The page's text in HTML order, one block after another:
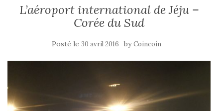
L’aéroport international de Jéju –
Corée du Sud
Posté le 30 avril 2016 byCoincoin